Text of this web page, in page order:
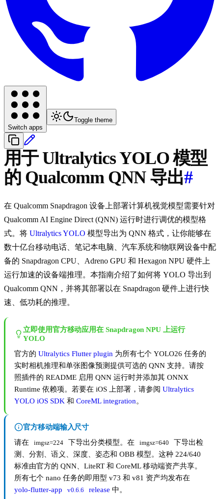
Switch apps
Toggle theme
用于 Ultralytics YOLO 模型
的 Qualcomm QNN 导出#
在 Qualcomm Snapdragon 设备上部署计算机视觉模型需要针对
Qualcomm AI Engine Direct (QNN) 运行时进行调优的模型格
式。将 Ultralytics YOLO 模型导出为 QNN 格式，让你能够在
数十亿台移动电话、笔记本电脑、汽车系统和物联网设备中配
备的 Snapdragon CPU、Adreno GPU 和 Hexagon NPU 硬件上
运行加速的设备端推理。本指南介绍了如何将 YOLO 导出到
Qualcomm QNN，并将其部署以在 Snapdragon 硬件上进行快
速、低功耗的推理。
立即使用官方移动应用在 Snapdragon NPU 上运行
YOLO
官方的 Ultralytics Flutter plugin 为所有七个 YOLO26 任务的
实时相机推理和单张图像预测提供可选的 QNN 支持。请按
照插件的 README 启用 QNN 运行时并添加其 ONNX
Runtime 依赖项。若要在 iOS 上部署，请参阅 Ultralytics
YOLO iOS SDK 和 CoreML integration。
官方移动端输入尺寸
请在
imgsz=224 下导出分类模型。在 imgsz=640
下导出检
测、分割、语义、深度、姿态和 OBB 模型。这种 224/640
标准由官方的 QNN、LiteRT 和 CoreML 移动端资产共享。
所有七个 nano 任务的即用型 v73 和 v81 资产均发布在
yolo-flutter-app
v0.6.6 release 中。